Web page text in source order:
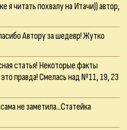
я читать похвалу на Итачи)) автор,
Автору за шедевр! Жутко
статья! Некоторые факты
правда! Смелась над №11, 19, 23
не заметила...Статейка